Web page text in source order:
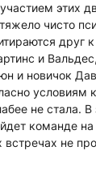
этих
чисто
друг
и
и новичок
условиям
не стала.
команде
не